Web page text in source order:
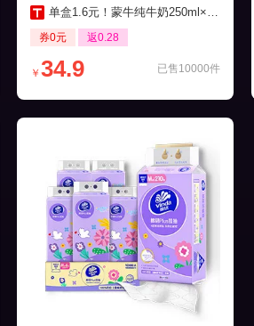
单盒1.6元！蒙牛纯牛奶250ml×21包
券0元 返0.28
已售10000件
￥ 34.9